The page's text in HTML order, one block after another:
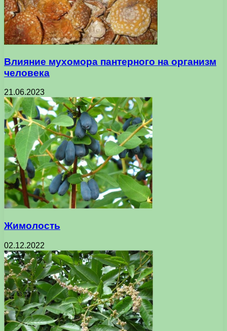
Влияние мухомора пантерного на организм
человека
21.06.2023
Жимолость
02.12.2022